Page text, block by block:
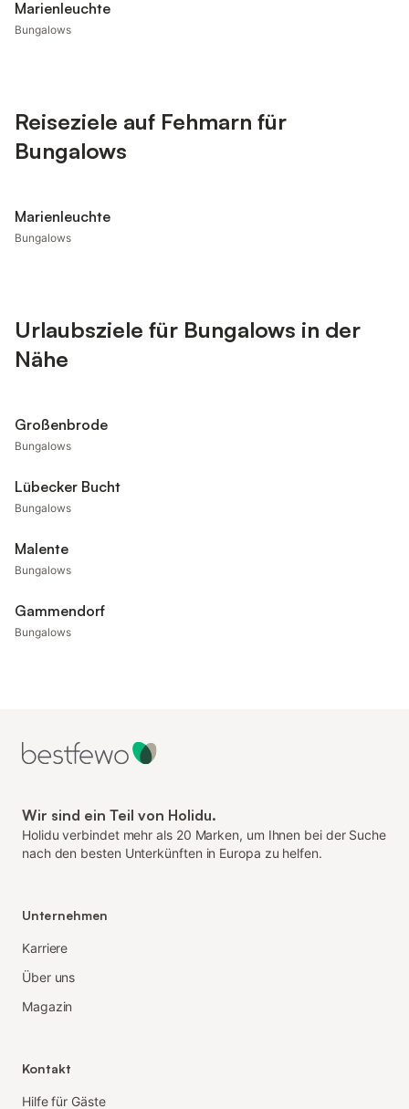
Marienleuchte
Bungalows
Reiseziele auf Fehmarn für
Bungalows
Marienleuchte
Bungalows
Urlaubsziele für Bungalows in der
Nähe
Großenbrode
Bungalows
Lübecker Bucht
Bungalows
Malente
Bungalows
Gammendorf
Bungalows
Wir sind ein Teil von Holidu.
Holidu verbindet mehr als 20 Marken, um Ihnen bei der Suche
nach den besten Unterkünften in Europa zu helfen.
Unternehmen
Karriere
Über uns
Magazin
Kontakt
Hilfe für Gäste